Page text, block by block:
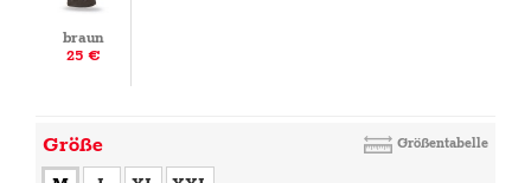
braun
25 €
Größe Größentabelle